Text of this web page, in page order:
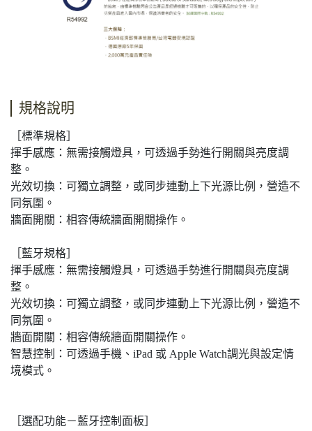
規格說明
［標準規格］
揮手感應：無需接觸燈具，可透過手勢進行開關與亮度調
整。
光效切換：可獨立調整，或同步連動上下光源比例，營造不
同氛圍。
牆面開關：相容傳統牆面開關操作。
［藍牙規格］
揮手感應：無需接觸燈具，可透過手勢進行開關與亮度調
整。
光效切換：可獨立調整，或同步連動上下光源比例，營造不
同氛圍。
牆面開關：相容傳統牆面開關操作。
智慧控制：可透過手機、iPad 或 Apple Watch調光與設定情
境模式。
［選配功能－藍牙控制面板］